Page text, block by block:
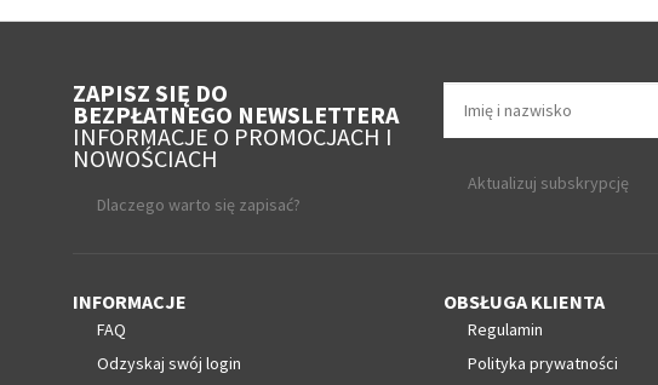
ZAPISZ SIĘ DO
BEZPŁATNEGO NEWSLETTERA
INFORMACJE O PROMOCJACH I
NOWOŚCIACH
Dlaczego warto się zapisać?
Aktualizuj subskrypcję
INFORMACJE
FAQ
Odzyskaj swój login
OBSŁUGA KLIENTA
Regulamin
Polityka prywatności